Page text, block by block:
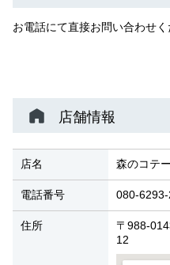
お電話にて直接お問い合わせく
店舗情報
店名 森のコテ
電話番号 080-
住所
〒988-
12